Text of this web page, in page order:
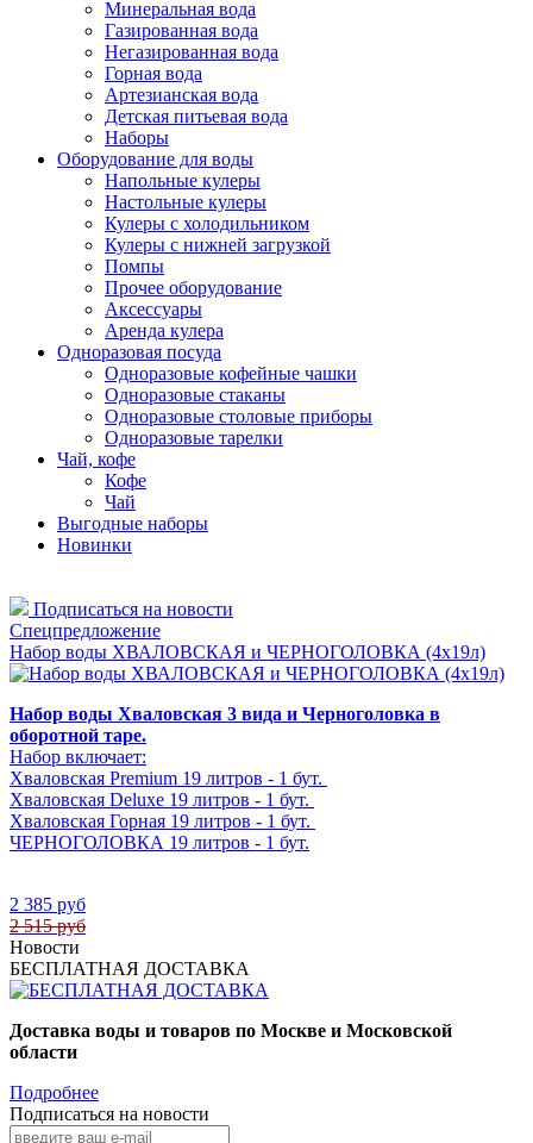
Минеральная вода
Газированная вода
Негазированная вода
Горная вода
Артезианская вода
Детская питьевая вода
Наборы
Оборудование для воды
Напольные кулеры
Настольные кулеры
Кулеры с холодильником
Кулеры с нижней загрузкой
Помпы
Прочее оборудование
Аксессуары
Аренда кулера
Одноразовая посуда
Одноразовые кофейные чашки
Одноразовые стаканы
Одноразовые столовые приборы
Одноразовые тарелки
Чай, кофе
Кофе
Чай
Выгодные наборы
Новинки
Подписаться на новости
Спецпредложение
Набор воды ХВАЛОВСКАЯ и ЧЕРНОГОЛОВКА (4х19л)
Набор воды Хваловская 3 вида и Черноголовка в
оборотной таре.
Набор включает:
Хваловская Premium 19 литров - 1 бут.
Хваловская Deluxe 19 литров - 1 бут.
Хваловская Горная 19 литров - 1 бут.
ЧЕРНОГОЛОВКА 19 литров - 1 бут.
2 385 руб
2 515 руб
Новости
БЕСПЛАТНАЯ ДОСТАВКА
Доставка воды и товаров по Москве и Московской
области
Подробнее
Подписаться на новости